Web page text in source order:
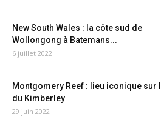
New South Wales : la côte sud de
Wollongong à Batemans...
6 juillet 2022
Montgomery Reef : lieu iconique sur
du Kimberley
29 juin 2022